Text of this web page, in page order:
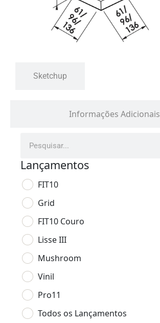
Informações Adicionais
Sketchup
Lançamentos
FIT10
Grid
FIT10 Couro
Lisse III
Mushroom
Vinil
Pro11
Todos os Lançamentos